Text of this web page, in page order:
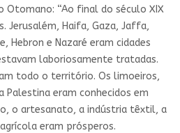
Otomano: “Ao final do século XIX
Jerusalém, Haifa, Gaza, Jaffa,
Hebron e Nazaré eram cidades
laboriosamente tratadas.
todo o território. Os limoeiros,
Palestina eram conhecidos em
o artesanato, a indústria têxtil, a
eram prósperos.